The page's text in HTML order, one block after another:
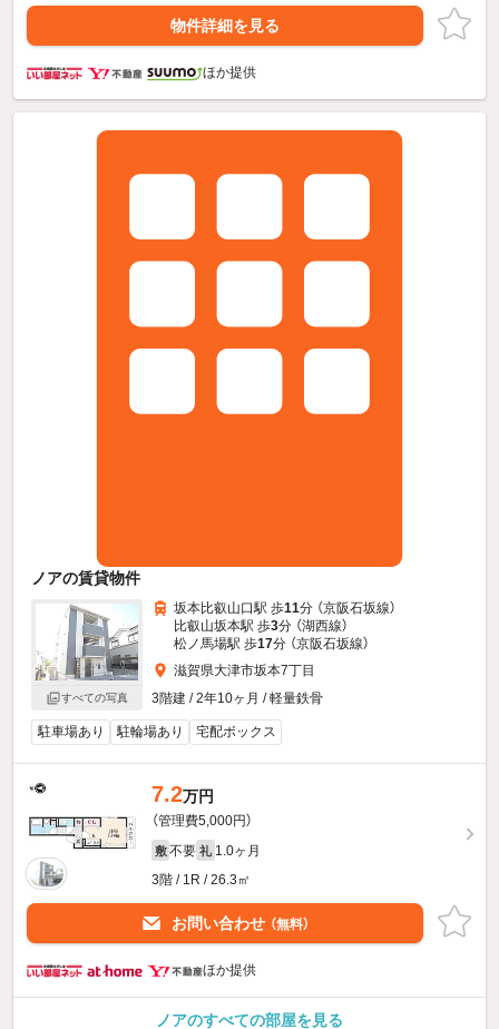
物件詳細を見る
ほか提供
ノアの賃貸物件
すべての写真
坂本比叡山口駅 歩11分 （京阪石坂線）
比叡山坂本駅 歩3分 （湖西線）
松ノ馬場駅 歩17分 （京阪石坂線）
滋賀県大津市坂本7丁目
3階建 / 2年10ヶ月 / 軽量鉄骨
駐車場あり 駐輪場あり 宅配ボックス
7.2万円
（管理費5,000円）
敷 不要 礼 1.0ヶ月
3階 / 1R / 26.3㎡
お問い合わせ （無料）
ほか提供
ノアのすべての部屋を見る